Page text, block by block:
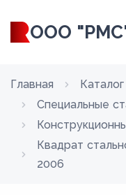
ООО
Главная
Каталог
Специальные
Квадрат
2006